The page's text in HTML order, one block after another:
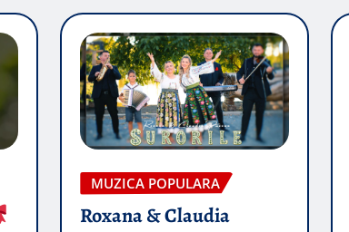
MUZICA POPULARA
Roxana & Claudia